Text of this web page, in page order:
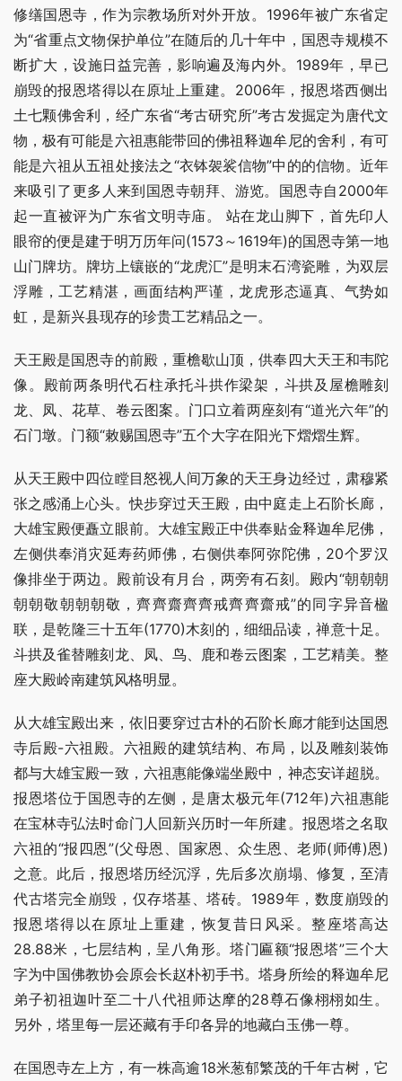
修缮国恩寺，作为宗教场所对外开放。1996年被广东省定
为“省重点文物保护单位”在随后的几十年中，国恩寺规模不
断扩大，设施日益完善，影响遍及海内外。1989年，早已
崩毁的报恩塔得以在原址上重建。2006年，报恩塔西侧出
土七颗佛舍利，经广东省“考古研究所”考古发掘定为唐代文
物，极有可能是六祖惠能带回的佛祖释迦牟尼的舍利，有可
能是六祖从五祖处接法之“衣钵袈裟信物”中的的信物。近年
来吸引了更多人来到国恩寺朝拜、游览。国恩寺自2000年
起一直被评为广东省文明寺庙。 站在龙山脚下，首先印人
眼帘的便是建于明万历年问(1573～1619年)的国恩寺第一地
山门牌坊。牌坊上镶嵌的“龙虎汇”是明末石湾瓷雕，为双层
浮雕，工艺精湛，画面结构严谨，龙虎形态逼真、气势如
虹，是新兴县现存的珍贵工艺精品之一。
天王殿是国恩寺的前殿，重檐歇山顶，供奉四大天王和韦陀
像。殿前两条明代石柱承托斗拱作梁架，斗拱及屋檐雕刻
龙、凤、花草、卷云图案。门口立着两座刻有“道光六年”的
石门墩。门额“敕赐国恩寺”五个大字在阳光下熠熠生辉。
从天王殿中四位瞠目怒视人间万象的天王身边经过，肃穆紧
张之感涌上心头。快步穿过天王殿，由中庭走上石阶长廊，
大雄宝殿便矗立眼前。大雄宝殿正中供奉贴金释迦牟尼佛，
左侧供奉消灾延寿药师佛，右侧供奉阿弥陀佛，20个罗汉
像排坐于两边。殿前设有月台，两旁有石刻。殿内“朝朝朝
朝朝敬朝朝朝敬，齊齊齋齊齊戒齊齊齋戒”的同字异音楹
联，是乾隆三十五年(1770)木刻的，细细品读，禅意十足。
斗拱及雀替雕刻龙、凤、鸟、鹿和卷云图案，工艺精美。整
座大殿岭南建筑风格明显。
从大雄宝殿出来，依旧要穿过古朴的石阶长廊才能到达国恩
寺后殿-六祖殿。六祖殿的建筑结构、布局，以及雕刻装饰
都与大雄宝殿一致，六祖惠能像端坐殿中，神态安详超脱。
报恩塔位于国恩寺的左侧，是唐太极元年(712年)六祖惠能
在宝林寺弘法时命门人回新兴历时一年所建。报恩塔之名取
六祖的“报四恩”(父母恩、国家恩、众生恩、老师(师傅)恩)
之意。此后，报恩塔历经沉浮，先后多次崩塌、修复，至清
代古塔完全崩毁，仅存塔基、塔砖。1989年，数度崩毁的
报恩塔得以在原址上重建，恢复昔日风采。整座塔高达
28.88米，七层结构，呈八角形。塔门匾额“报恩塔”三个大
字为中国佛教协会原会长赵朴初手书。塔身所绘的释迦牟尼
弟子初祖迦叶至二十八代祖师达摩的28尊石像栩栩如生。
另外，塔里每一层还藏有手印各异的地藏白玉佛一尊。
在国恩寺左上方，有一株高逾18米葱郁繁茂的千年古树，它